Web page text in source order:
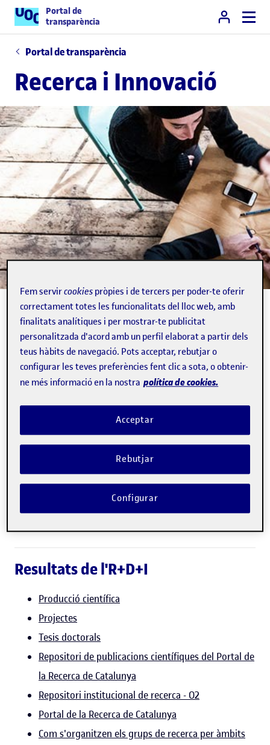
Portal de
transparència
Portal de transparència
Recerca i Innovació
Organització de l'R+D+I
Normativa acadèmica i de recerca
Organització de la recerca
Grups de recerca
Estratègia de recursos humans per a personal
Personal investigador
Resultats de l'R+D+I
Producció científica
Projectes
Tesis doctorals
Repositori de publicacions científiques del Portal de
la Recerca de Catalunya
Repositori institucional de recerca - O2
Portal de la Recerca de Catalunya
Com s'organitzen els grups de recerca per àmbits
Fem servircookies pròpies i de tercers per poder-te oferir
correctament totes les funcionalitats del lloc web, amb
finalitats analítiques i per mostrar-te publicitat
personalitzada d'acord amb un perfil elaborat a partir dels
teus hàbits de navegació. Pots acceptar, rebutjar o
configurar les teves preferències fent clic a sota, o obtenir-
ne més informació en la nostra política de cookies.
Rebutjar
Acceptar
Configurar